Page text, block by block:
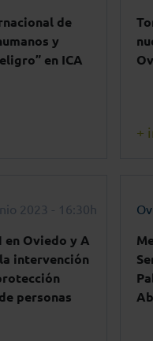
de
y
en ICA
+
2023 - 16:30h
en Oviedo y A
intervención
personas